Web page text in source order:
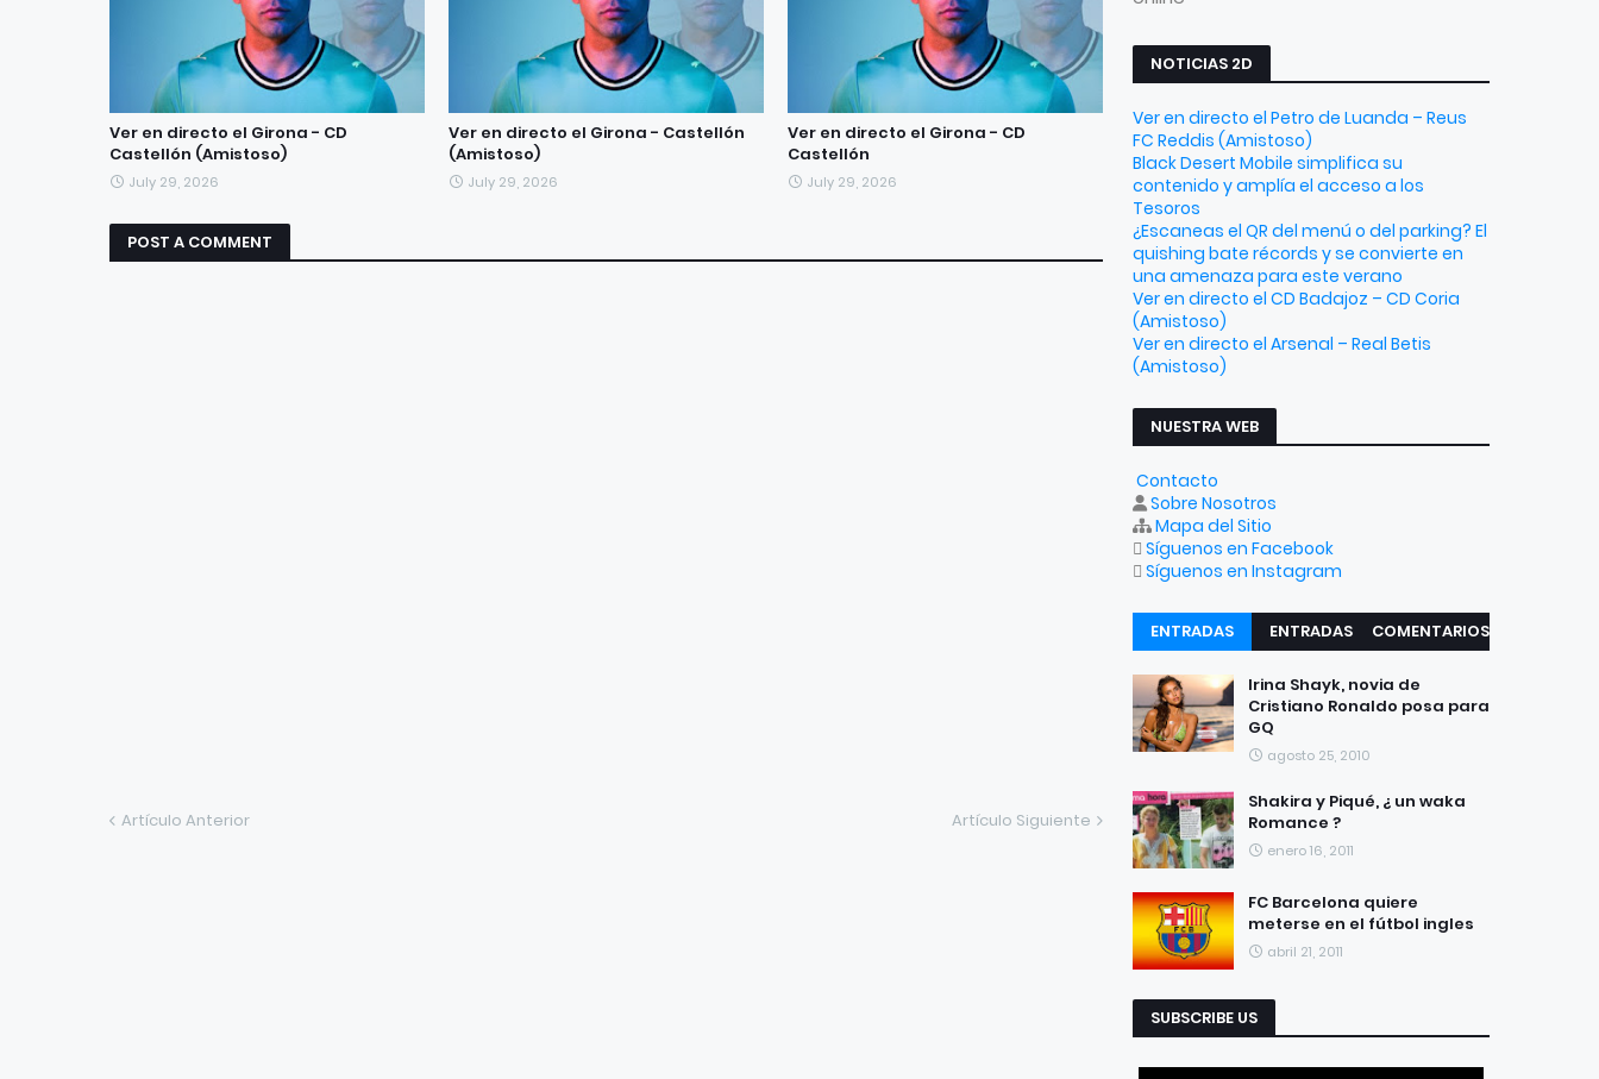
Ver en directo el Girona - CD
Castellón (Amistoso)
July 29, 2026
Ver en directo el Girona - Castellón
(Amistoso)
July 29, 2026
Ver en directo el Girona - CD
Castellón
July 29, 2026
POST A COMMENT
Artículo Anterior Artículo Siguiente
NOTICIAS 2D
Ver en directo el Petro de Luanda – Reus
FC Reddis (Amistoso)
Black Desert Mobile simplifica su
contenido y amplía el acceso a los
Tesoros
¿Escaneas el QR del menú o del parking? El
quishing bate récords y se convierte en
una amenaza para este verano
Ver en directo el CD Badajoz – CD Coria
(Amistoso)
Ver en directo el Arsenal – Real Betis
(Amistoso)
NUESTRA WEB
Contacto
Sobre Nosotros
Mapa del Sitio
Síguenos en Facebook
Síguenos en Instagram
ENTRADAS
RECIENTES
ENTRADAS
COMENTARIOS
Irina Shayk, novia de
Cristiano Ronaldo posa para
GQ
agosto 25, 2010
Shakira y Piqué, ¿ un waka
Romance ?
enero 16, 2011
FC Barcelona quiere
meterse en el fútbol ingles
abril 21, 2011
SUBSCRIBE US